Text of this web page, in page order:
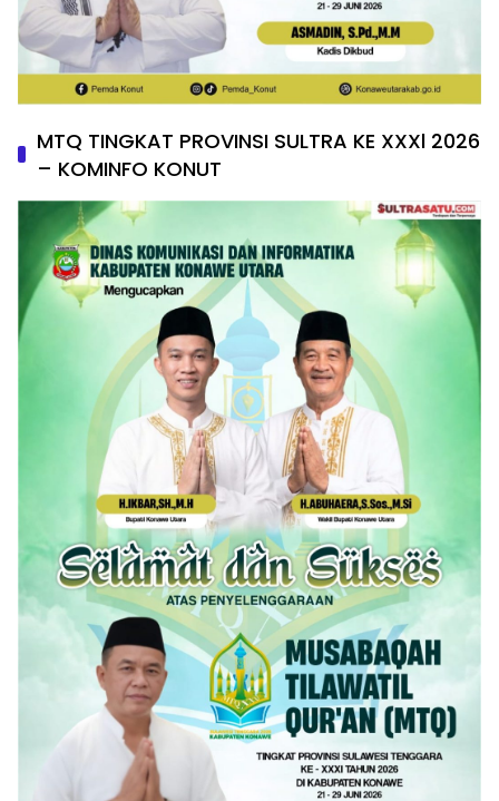
MTQ TINGKAT PROVINSI SULTRA KE XXXl 2026
– KOMINFO KONUT